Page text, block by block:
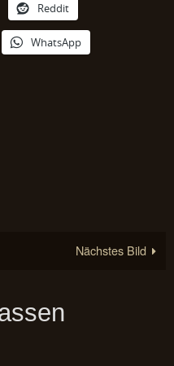
Reddit
WhatsApp
Nächstes Bild